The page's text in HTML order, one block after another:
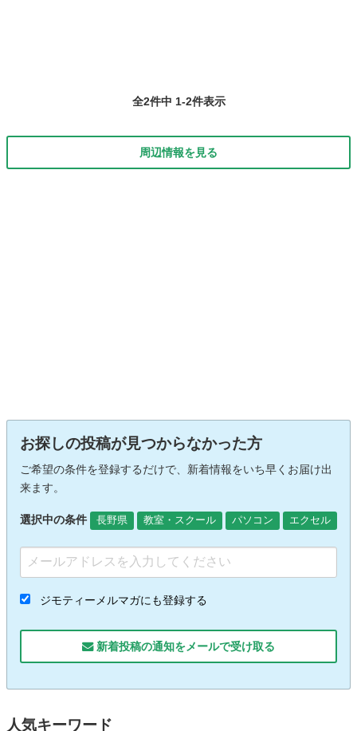
全2件中 1-2件表示
周辺情報を見る
お探しの投稿が見つからなかった方
ご希望の条件を登録するだけで、新着情報をいち早くお届け出
来ます。
選択中の条件 長野県 教室・スクール パソコン エクセル
ジモティーメルマガにも登録する
新着投稿の通知をメールで受け取る
人気キーワード